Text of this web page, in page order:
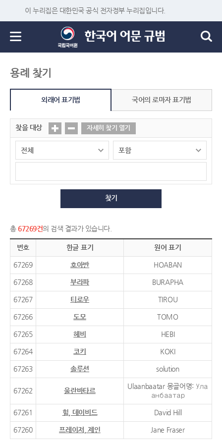
이 누리집은 대한민국 공식 전자정부 누리집입니다.
용례 찾기
외래어 표기법 국어의 로마자 표기법
찾을 대상 자세히 찾기 열기
찾기
총 67269건의 검색 결과가 있습니다.
번호 한글 표기 원어 표기
67269 호아반 HOABAN
67268 부라파 BURAPHA
67267 티로우 TIROU
67266 도모 TOMO
67265 헤비 HEBI
67264 코키 KOKI
67263 솔루션 solution
67262 울란바타르
Ulaanbaatar 몽골어명: Ула
анбаатар
67261 힐, 데이비드 David Hill
67260 프레이저, 제인 Jane Fraser